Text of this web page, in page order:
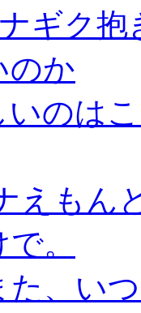
ギク
のか
のは
えもん
。
た、い